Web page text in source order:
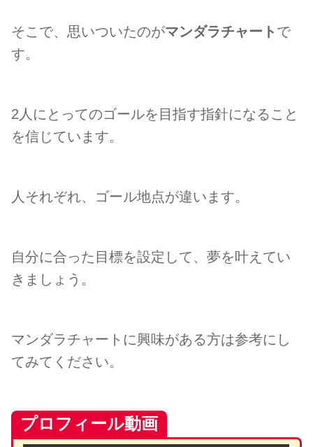
そこで、思いついたのがマンダラチャート で
す。
2人にとってのゴールを目指す指針になること
を信じています。
人それぞれ、ゴール地点が違います。
自分に合った目標を設定して、夢を叶えてい
きましょう。
マンダラチャートに興味がある方は参考にし
てみてください。
プロフィール動画